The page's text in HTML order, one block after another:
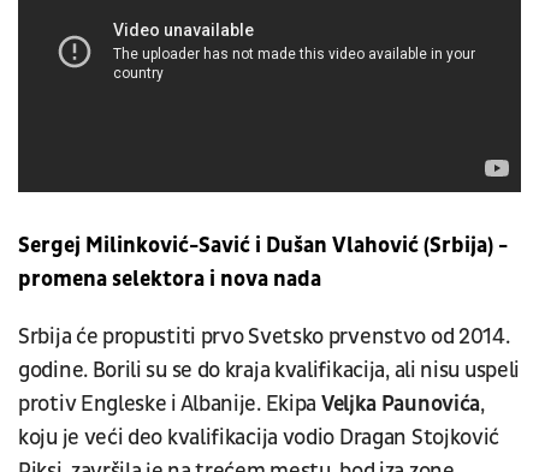
Sergej Milinković-Savić i Dušan Vlahović (Srbija) -
promena selektora i nova nada
Srbija će propustiti prvo Svetsko prvenstvo od 2014.
godine. Borili su se do kraja kvalifikacija, ali nisu uspeli
protiv Engleske i Albanije. Ekipa Veljka Paunovića,
koju je veći deo kvalifikacija vodio Dragan Stojković